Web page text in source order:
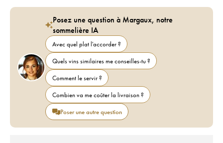
Posez une question à Margaux, notre
sommelière IA
Avec quel plat l'accorder ?
Quels vins similaires me conseilles-tu ?
Comment le servir ?
Combien va me coûter la livraison ?
Poser une autre question